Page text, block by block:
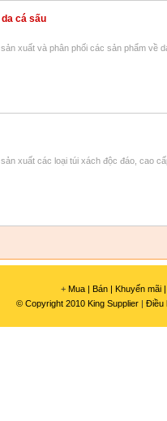
cá sấu
xuất và phân phối các sản phẩm về
xuất các loại túi xách độc đáo, cao
+ Mua | Bán | Khuyến mãi |
© Copyright 2010 King Supplier | Điều